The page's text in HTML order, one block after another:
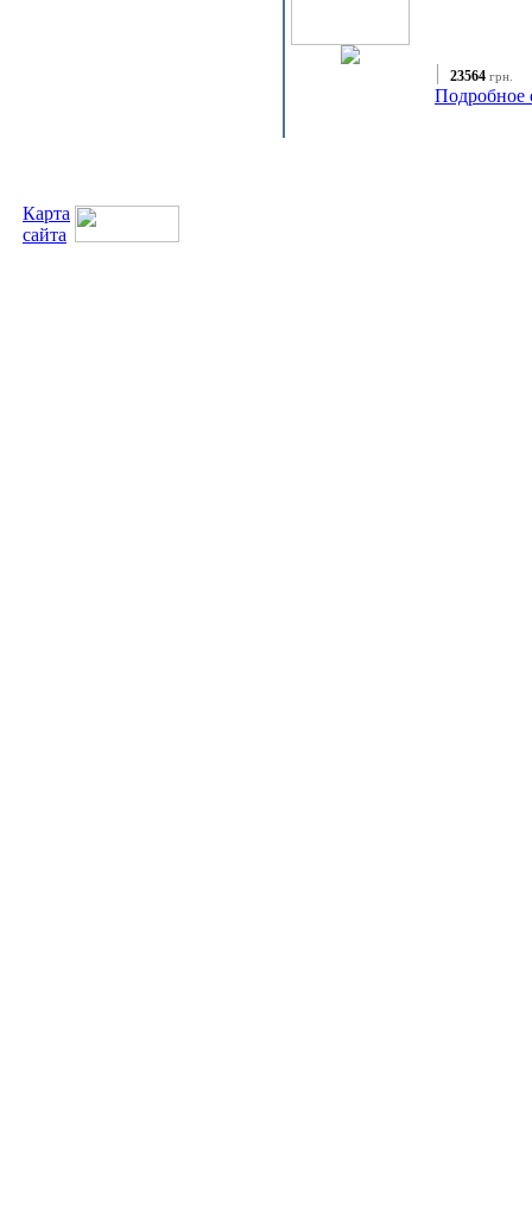
23564 грн.
Подробное
Карта
сайта